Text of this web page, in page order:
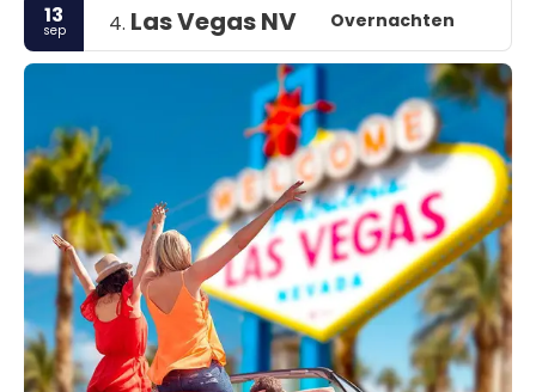
13
sep 4. Las Vegas NV Overnachten